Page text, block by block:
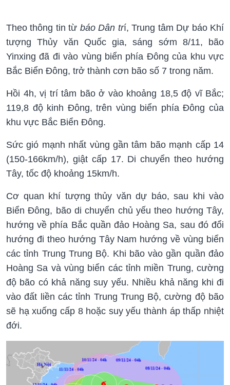
Theo thông tin từ báo Dân trí, Trung tâm Dự báo Khí
tượng Thủy văn Quốc gia, sáng sớm 8/11, bão
Yinxing đã đi vào vùng biển phía Đông của khu vực
Bắc Biển Đông, trở thành cơn bão số 7 trong năm.
Hồi 4h, vị trí tâm bão ở vào khoảng 18,5 độ vĩ Bắc;
119,8 độ kinh Đông, trên vùng biển phía Đông của
khu vực Bắc Biển Đông.
Sức gió mạnh nhất vùng gần tâm bão mạnh cấp 14
(150-166km/h), giật cấp 17. Di chuyển theo hướng
Tây, tốc độ khoảng 15km/h.
Cơ quan khí tượng thủy văn dự báo, sau khi vào
Biển Đông, bão di chuyển chủ yếu theo hướng Tây,
hướng về phía Bắc quần đảo Hoàng Sa, sau đó đổi
hướng đi theo hướng Tây Nam hướng về vùng biển
các tỉnh Trung Trung Bộ. Khi bão vào gần quần đảo
Hoàng Sa và vùng biển các tỉnh miền Trung, cường
độ bão có khả năng suy yếu. Nhiều khả năng khi đi
vào đất liền các tỉnh Trung Trung Bộ, cường độ bão
sẽ hạ xuống cấp 8 hoặc suy yếu thành áp thấp nhiệt
đới.